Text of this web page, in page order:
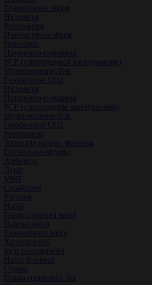
Травматична зброя
Пістолети
Револьвери
Пневматична зброя
Гвинтівки
Пружинно-поршневі
РСР (з попередньої закачуванням)
Мультикомпресійні
Газобалонні СО2
Пістолети
Пружинно-поршневі
РСР (з попереднім закачуванням)
Мультикомпресійні
Газобалонні СО2
Револьвери
Зброя під патрон Флобера
Сигнально-шумова
Арбалети
Луки
ММГ
Страйкбол
Рогатки
Набої
Гладкоствольні набої
Нарізні набої
Травматичні набої
Холості набої
Кулі пневматичні
Набої Флобера
Стріли
Гільзи-одностріл: Б/в